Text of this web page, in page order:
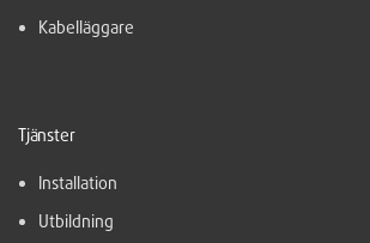
Kabelläggare
Tjänster
Installation
Utbildning